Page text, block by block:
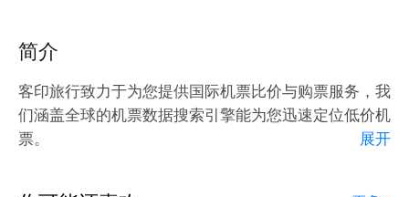
简介
客印旅行致力于为您提供国际机票比价与购票服务，我
们涵盖全球的机票数据搜索引擎能为您迅速定位低价机
票。
展开